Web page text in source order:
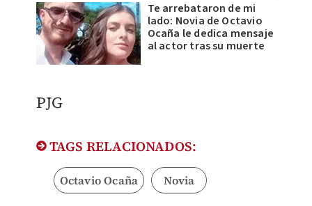
Te arrebataron de mi
lado: Novia de Octavio
Ocaña le dedica mensaje
al actor tras su muerte
PJG
TAGS RELACIONADOS:
Octavio Ocaña Novia